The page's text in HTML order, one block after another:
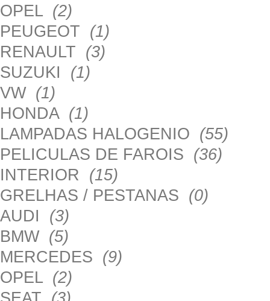
OPEL (2)
PEUGEOT (1)
RENAULT (3)
SUZUKI (1)
VW (1)
HONDA (1)
LAMPADAS HALOGENIO (55)
PELICULAS DE FAROIS (36)
INTERIOR (15)
GRELHAS / PESTANAS (0)
AUDI (3)
BMW (5)
MERCEDES (9)
OPEL (2)